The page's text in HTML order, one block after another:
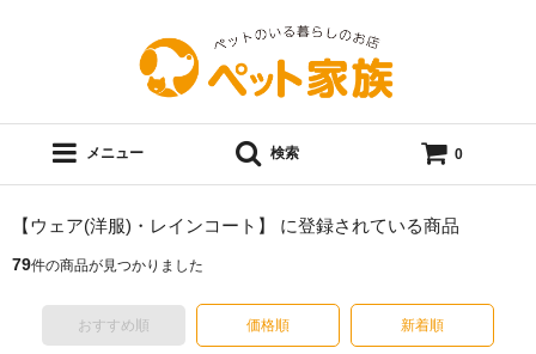
メニュー 検索 0
【ウェア(洋服)・レインコート】 に登録されている商品
79件の商品が見つかりました
おすすめ順 価格順 新着順